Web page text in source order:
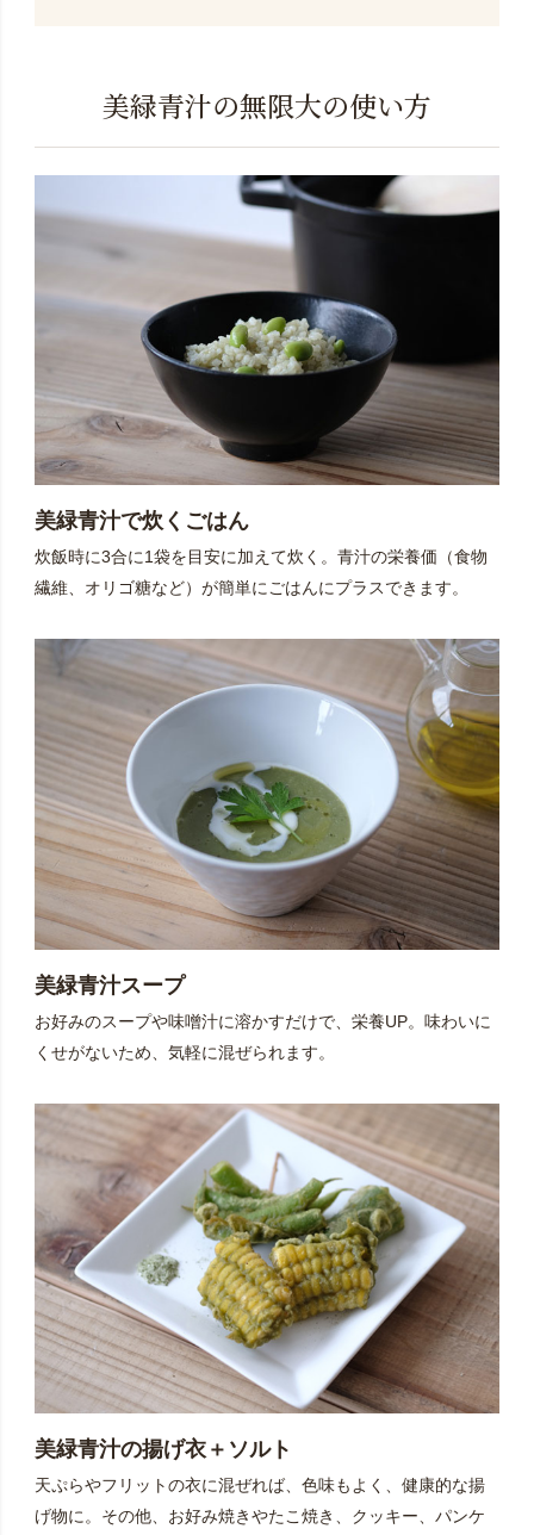
美緑青汁の無限大の使い方
美緑青汁で炊くごはん
炊飯時に3合に1袋を目安に加えて炊く。青汁の栄養価（食物
繊維、オリゴ糖など）が簡単にごはんにプラスできます。
美緑青汁スープ
お好みのスープや味噌汁に溶かすだけで、栄養UP。味わいに
くせがないため、気軽に混ぜられます。
美緑青汁の揚げ衣＋ソルト
天ぷらやフリットの衣に混ぜれば、色味もよく、健康的な揚
げ物に。その他、お好み焼きやたこ焼き、クッキー、パンケ